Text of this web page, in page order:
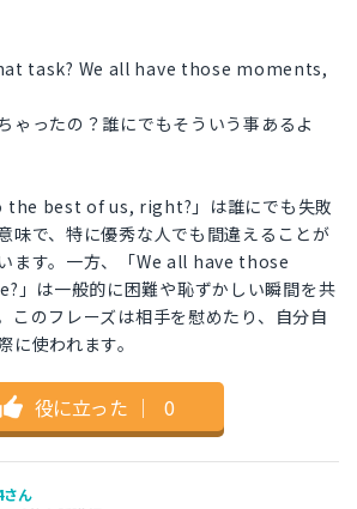
task? We all have those moments,
ゃったの？誰にでもそういう事あるよ
the best of us, right?」は誰にでも失敗
味で、特に優秀な人でも間違えることが
ます。一方、「We all have those
は一般的に困難や恥ずかしい瞬間を共
このフレーズは相手を慰めたり、自分自
使われます。
役に立った ｜ 0
ん